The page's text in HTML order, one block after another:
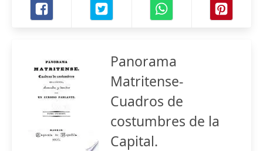
Panorama
Matritense-
Cuadros de
costumbres de la
Capital.